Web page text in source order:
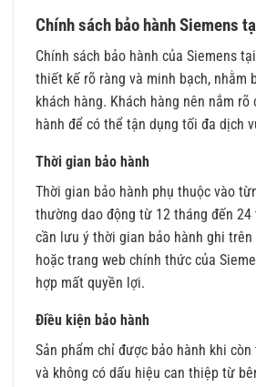
Chính sách bảo hành Siemens
Chính sách bảo hành của Siemens
thiết kế rõ ràng và minh bạch, nhằm
khách hàng. Khách hàng nên nắm
hành để có thể tận dụng tối đa dịch
Thời gian bảo hành
Thời gian bảo hành phụ thuộc vào
thường dao động từ 12 tháng đến 24
cần lưu ý thời gian bảo hành ghi trên
hoặc trang web chính thức của
hợp mất quyền lợi.
Điều kiện bảo hành
Sản phẩm chỉ được bảo hành khi
và không có dấu hiệu can thiệp từ